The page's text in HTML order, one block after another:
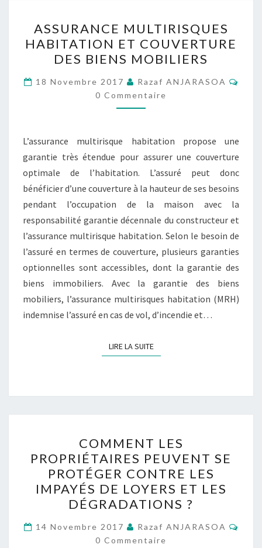
MULTIRISQUES
HABITATION
ET
COUVERTURE
DES
BIENS
ASSURANCE MULTIRISQUES
HABITATION ET COUVERTURE
DES BIENS MOBILIERS
18 Novembre 2017 Razaf ANJARASOA
0 Commentaire
L’assurance multirisque habitation propose une
garantie très étendue pour assurer une couverture
optimale de l’habitation. L’assuré peut donc
bénéficier d’une couverture à la hauteur de ses besoins
pendant l’occupation de la maison avec la
responsabilité garantie décennale du constructeur et
l’assurance multirisque habitation. Selon le besoin de
l’assuré en termes de couverture, plusieurs garanties
optionnelles sont accessibles, dont la garantie des
biens immobiliers. Avec la garantie des biens
mobiliers, l’assurance multirisques habitation (MRH)
indemnise l’assuré en cas de vol, d’incendie et…
LIRE LA SUITELIRE LA SUITE
LES
PROPRIÉTAIRES
PEUVENT
SE
PROTÉGER
CONTRE
LES
COMMENT LES
PROPRIÉTAIRES PEUVENT SE
PROTÉGER CONTRE LES
IMPAYÉS DE LOYERS ET LES
DÉGRADATIONS ?
14 Novembre 2017 Razaf ANJARASOA
0 Commentaire